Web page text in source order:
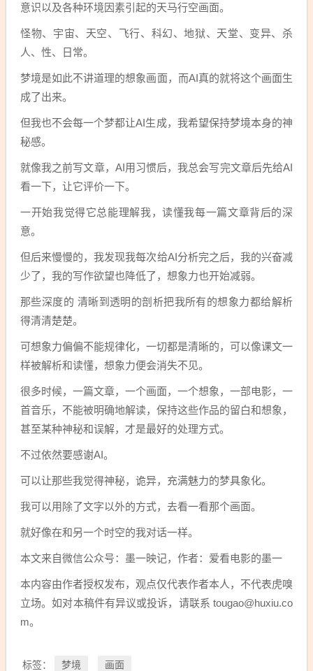
意识以及各种环境因素引起的天马行空画面。
怪物、宇宙、天空、飞行、科幻、地狱、天堂、变异、杀
人、性、日常。
梦境是如此不讲道理的想象画面，而AI真的就将这个画面生
成了出来。
但我也不会每一个梦都让AI生成，我希望保持梦境本身的神
秘感。
就像我之前写文章，AI用习惯后，我总会写完文章后先给AI
看一下，让它评价一下。
一开始我觉得它总能理解我，读懂我每一篇文章背后的深
意。
但后来慢慢的，我发现我每次给AI分析完之后，我的兴奋减
少了，我的写作欲望也降低了，想象力也开始减弱。
那些深度的 清晰到透明的剖析把我所有的想象力都给解析
得清清楚楚。
可想象力偏偏不能规律化，一切都是清晰的，可以像课文一
样被解析和读懂，想象力便会消失不见。
很多时候，一篇文章，一个画面，一个想象，一部电影，一
首音乐，不能被明确地解读，保持这些作品的留白和想象，
甚至某种神秘和误解，才是最好的处理方式。
不过依然要感谢AI。
可以让那些我觉得神秘，诡异，充满魅力的梦具象化。
我可以用除了文字以外的方式，去看一看那个画面。
就好像在和另一个时空的我对话一样。
本文来自微信公众号：墨一映记，作者：爱看电影的墨一
本内容由作者授权发布，观点仅代表作者本人，不代表虎嗅
立场。如对本稿件有异议或投诉，请联系 tougao@huxiu.co
m。
标签： 梦境 画面